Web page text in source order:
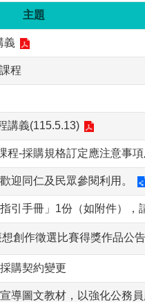
主題
義
程
講義(115.5.13)
程-採購規格訂定應注意事
迎同仁及民眾參閱利用。
引手冊」1份（如附件），
創作徵選比賽得獎作品公
購契約變更
導圖文教材，以強化公務